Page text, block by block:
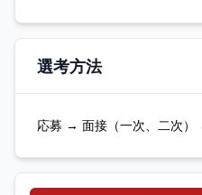
選考方法
応募 → 面接（一次、二次